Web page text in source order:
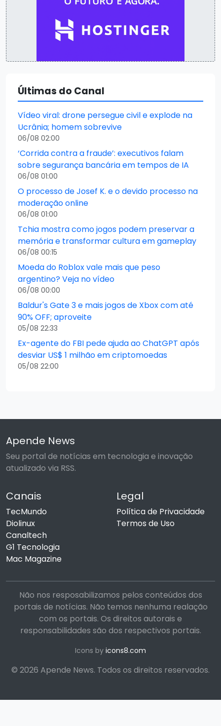
Últimas do Canal
Vídeo viral: drone persegue civil e explode na
Ucrânia; homem sobrevive
06/08 02:00
‘Corrida contra a fraude’: executivos falam
sobre segurança bancária em tempos de IA
06/08 01:00
O processo de Josef K. e o devido processo na
moderação online
06/08 01:00
Tchia mostra como jogos podem preservar a
memória e transformar cultura em gameplay
06/08 00:15
Moeda do Roblox vale mais que peso
argentino? Veja no vídeo
06/08 00:00
Baldur's Gate 3 e mais jogos de Xbox com até
90% OFF; aproveite
05/08 22:33
Ex-agente do FBI pede ajuda ao ChatGPT após
desviar US$ 1 milhão em criptomoedas
05/08 22:00
Apende News
Seu portal de notícias em tecnologia e inovação
atualizado via RSS.
Canais
TecMundo
Diolinux
Canaltech
G1 Tecnologia
Mac Magazine
Legal
Política de Privacidade
Termos de Uso
Não nos resposabilizamos pelos conteúdos dos
portais de notícias. Não temos nenhuma realação
com os portais. Os direitos autorais e
responsabilidades são dos respectivos portais.
Icons by icons8.com
© 2026 Apende News. Todos os direitos reservados.